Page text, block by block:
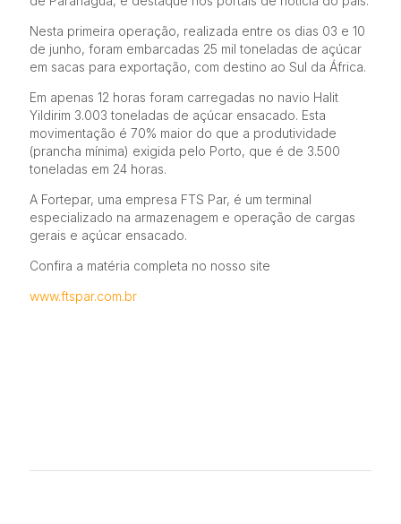
Nesta primeira operação, realizada entre os dias 03 e 10
de junho, foram embarcadas 25 mil toneladas de açúcar
em sacas para exportação, com destino ao Sul da África.
Em apenas 12 horas foram carregadas no navio Halit
Yildirim 3.003 toneladas de açúcar ensacado. Esta
movimentação é 70% maior do que a produtividade
(prancha mínima) exigida pelo Porto, que é de 3.500
toneladas em 24 horas.
A Fortepar, uma empresa FTS Par, é um terminal
especializado na armazenagem e operação de cargas
gerais e açúcar ensacado.
Confira a matéria completa no nosso site
www.ftspar.com.br